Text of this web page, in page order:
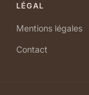
LÉGAL
Mentions légales
Contact